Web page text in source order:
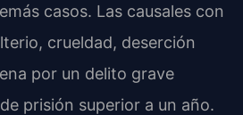
casos. Las causales con
crueldad, deserción
por un delito grave
prisión superior a un año.